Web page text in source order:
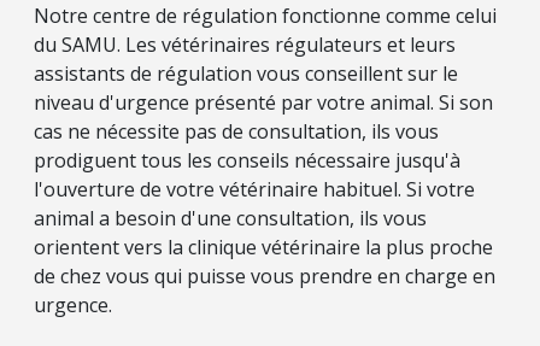
Notre centre de régulation fonctionne comme celui
du SAMU. Les vétérinaires régulateurs et leurs
assistants de régulation vous conseillent sur le
niveau d'urgence présenté par votre animal. Si son
cas ne nécessite pas de consultation, ils vous
prodiguent tous les conseils nécessaire jusqu'à
l'ouverture de votre vétérinaire habituel. Si votre
animal a besoin d'une consultation, ils vous
orientent vers la clinique vétérinaire la plus proche
de chez vous qui puisse vous prendre en charge en
urgence.